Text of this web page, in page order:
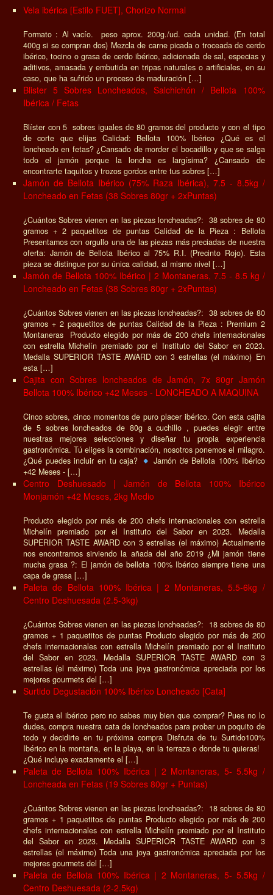
Vela ibérica [Estilo FUET], Chorizo Normal
Formato : Al vacío. peso aprox. 200g./ud. cada unidad. (En total
400g si se compran dos) Mezcla de carne picada o troceada de cerdo
ibérico, tocino o grasa de cerdo ibérico, adicionada de sal, especias y
aditivos, amasada y embutida en tripas naturales o artificiales, en su
caso, que ha sufrido un proceso de maduración […]
Blister 5 Sobres Loncheados, Salchichón / Bellota 100%
Ibérica / Fetas
Blíster con 5 sobres iguales de 80 gramos del producto y con el tipo
de corte que elijas Calidad: Bellota 100% Ibérico ¿Qué es el
loncheado en fetas? ¿Cansado de morder el bocadillo y que se salga
todo el jamón porque la loncha es largísima? ¿Cansado de
encontrarte taquitos y trozos gordos entre tus sobres […]
Jamón de Bellota Ibérico (75% Raza Ibérica), 7.5 - 8.5kg /
Loncheado en Fetas (38 Sobres 80gr + 2xPuntas)
¿Cuántos Sobres vienen en las piezas loncheadas?: 38 sobres de 80
gramos + 2 paquetitos de puntas Calidad de la Pieza : Bellota
Presentamos con orgullo una de las piezas más preciadas de nuestra
oferta: Jamón de Bellota Ibérico al 75% R.I. (Precinto Rojo). Esta
pieza se distingue por su única calidad, al mismo nivel […]
Jamón de Bellota 100% Ibérico | 2 Montaneras, 7.5 - 8.5 kg /
Loncheado en Fetas (38 Sobres 80gr + 2xPuntas)
¿Cuántos Sobres vienen en las piezas loncheadas?: 38 sobres de 80
gramos + 2 paquetitos de puntas Calidad de la Pieza : Premium 2
Montaneras Producto elegido por más de 200 chefs internacionales
con estrella Michelín premiado por el Instituto del Sabor en 2023.
Medalla SUPERIOR TASTE AWARD con 3 estrellas (el máximo) En
esta […]
Cajita con Sobres loncheados de Jamón, 7x 80gr Jamón
Bellota 100% Ibérico +42 Meses - LONCHEADO A MAQUINA
Cinco sobres, cinco momentos de puro placer ibérico. Con esta cajita
de 5 sobres loncheados de 80g a cuchillo , puedes elegir entre
nuestras mejores selecciones y diseñar tu propia experiencia
gastronómica. Tú eliges la combinación, nosotros ponemos el milagro.
¿Qué puedes incluir en tu caja?
Jamón de Bellota 100% Ibérico
+42 Meses - […]
Centro Deshuesado | Jamón de Bellota 100% Ibérico
Monjamón +42 Meses, 2kg Medio
Producto elegido por más de 200 chefs internacionales con estrella
Michelín premiado por el Instituto del Sabor en 2023. Medalla
SUPERIOR TASTE AWARD con 3 estrellas (el máximo) Actualmente
nos encontramos sirviendo la añada del año 2019 ¿Mi jamón tiene
mucha grasa ?: El jamón de bellota 100% Ibérico siempre tiene una
capa de grasa […]
Paleta de Bellota 100% Ibérica | 2 Montaneras, 5.5-6kg /
Centro Deshuesada (2.5-3kg)
¿Cuántos Sobres vienen en las piezas loncheadas?: 18 sobres de 80
gramos + 1 paquetitos de puntas Producto elegido por más de 200
chefs internacionales con estrella Michelín premiado por el Instituto
del Sabor en 2023. Medalla SUPERIOR TASTE AWARD con 3
estrellas (el máximo) Toda una joya gastronómica apreciada por los
mejores gourmets del […]
Surtido Degustación 100% Ibérico Loncheado [Cata]
Te gusta el ibérico pero no sabes muy bien que comprar? Pues no lo
dudes, compra nuestra cata de loncheados para probar un poquito de
todo y decidirte en tu próxima compra Disfruta de tu Surtido100%
Ibérico en la montaña, en la playa, en la terraza o donde tu quieras!
¿Qué incluye exactamente el […]
Paleta de Bellota 100% Ibérica | 2 Montaneras, 5- 5.5kg /
Loncheada en Fetas (19 Sobres 80gr + Puntas)
¿Cuántos Sobres vienen en las piezas loncheadas?: 18 sobres de 80
gramos + 1 paquetitos de puntas Producto elegido por más de 200
chefs internacionales con estrella Michelín premiado por el Instituto
del Sabor en 2023. Medalla SUPERIOR TASTE AWARD con 3
estrellas (el máximo) Toda una joya gastronómica apreciada por los
mejores gourmets del […]
Paleta de Bellota 100% Ibérica | 2 Montaneras, 5- 5.5kg /
Centro Deshuesada (2-2.5kg)